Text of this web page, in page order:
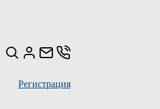
Регистрация